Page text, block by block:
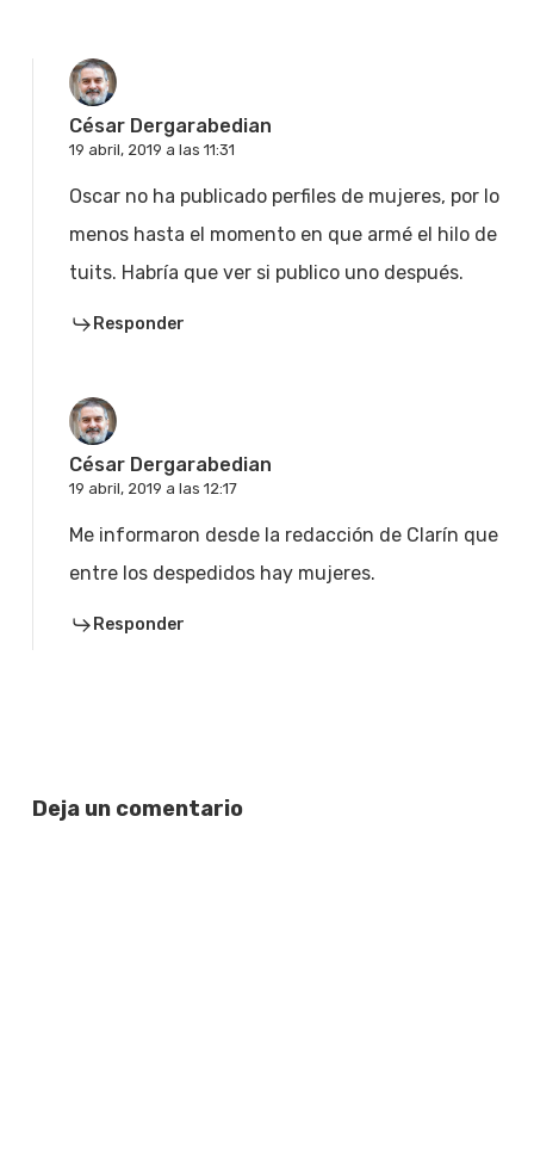
César Dergarabedian
19 abril, 2019 a las 11:31
Oscar no ha publicado perfiles de mujeres, por lo
menos hasta el momento en que armé el hilo de
tuits. Habría que ver si publico uno después.
Responder
César Dergarabedian
19 abril, 2019 a las 12:17
Me informaron desde la redacción de Clarín que
entre los despedidos hay mujeres.
Responder
Deja un comentario